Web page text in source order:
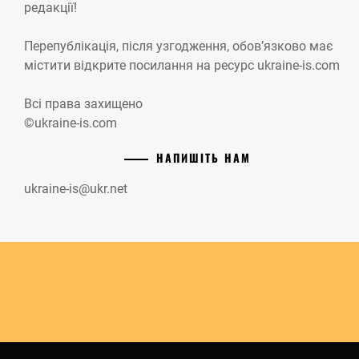
редакції!
Перепублікація, після узгодження, обов’язково має
містити відкрите посилання на ресурс ukraine-is.com
Всі права захищено
©ukraine-is.com
НАПИШІТЬ НАМ
ukraine-is@ukr.net